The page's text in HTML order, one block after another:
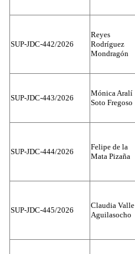
SUP-JDC-442/2026
Reyes
Rodríguez
Mondragón
SUP-JDC-443/2026
Mónica Aralí
Soto Fregoso
SUP-JDC-444/2026
Felipe de la
Mata Pizaña
SUP-JDC-445/2026
Claudia Valle
Aguilasocho